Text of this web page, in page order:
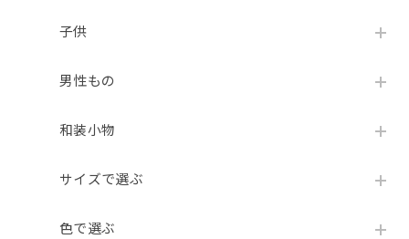
子供
男性もの
和装小物
サイズで選ぶ
色で選ぶ